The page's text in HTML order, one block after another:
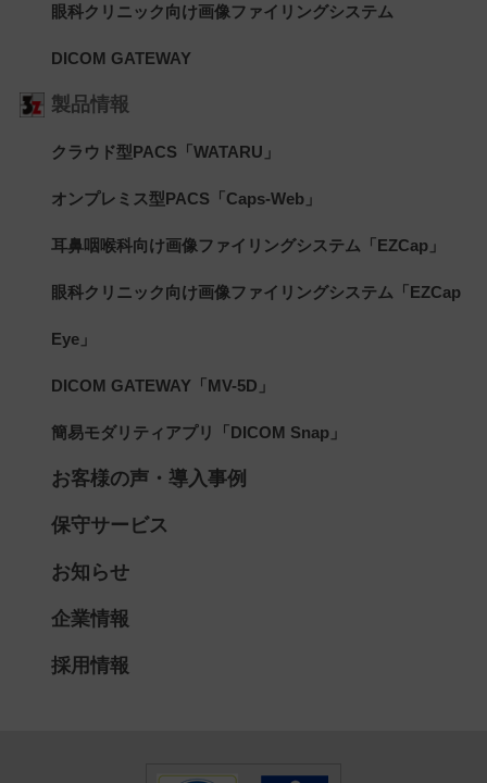
眼科クリニック向け画像ファイリングシステム
DICOM GATEWAY
製品情報
クラウド型PACS「WATARU」
オンプレミス型PACS「Caps-Web」
耳鼻咽喉科向け画像ファイリングシステム「EZCap」
眼科クリニック向け画像ファイリングシステム「EZCap
Eye」
DICOM GATEWAY「MV-5D」
簡易モダリティアプリ「DICOM Snap」
お客様の声・導入事例
保守サービス
お知らせ
企業情報
採用情報